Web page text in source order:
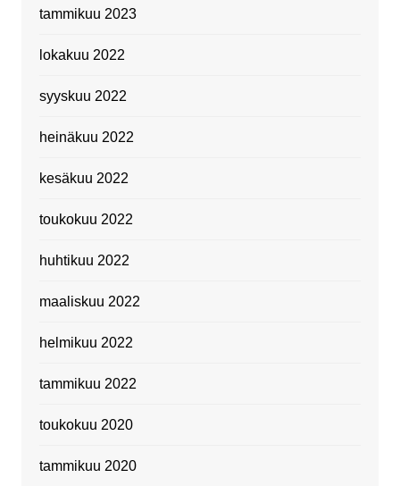
tammikuu 2023
lokakuu 2022
syyskuu 2022
heinäkuu 2022
kesäkuu 2022
toukokuu 2022
huhtikuu 2022
maaliskuu 2022
helmikuu 2022
tammikuu 2022
toukokuu 2020
tammikuu 2020